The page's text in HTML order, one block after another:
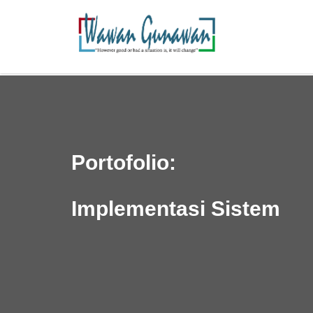
Portofolio:
Implementasi Sistem